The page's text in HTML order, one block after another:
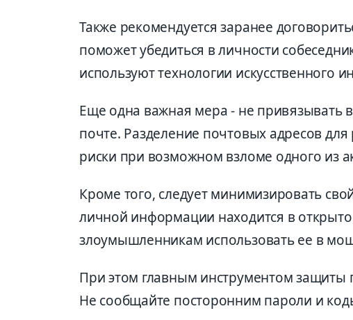
Также рекомендуется заранее
поможет убедиться в личности
используют технологии искусственного
Еще одна важная мера - не привязывать
почте. Разделение почтовых адресов
риски при возможном взломе одного из
Кроме того, следует минимизировать
личной информации находится в
злоумышленникам использовать ее в
При этом главным инструментом защиты
Не сообщайте посторонним пароли и